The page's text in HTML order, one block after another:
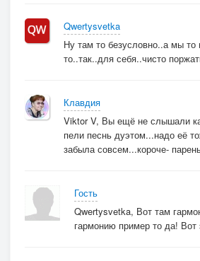
Qwertysvetka
Ну там то безусловно..а мы то
то..так..для себя..чисто
Клавдия
Viktor V, Вы ещё не слышали
пели песнь дуэтом...надо её
забыла совсем...короче-
Гость
Qwertysvetka, Вот там
гармонию пример то да! Вот